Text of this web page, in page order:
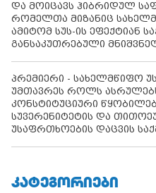
და მოიცავს ჰიბრიდულ
რომელთა მიზანიც
ამიტომ სუს-ის ეფექტიან
განსაკუთრებული
პრემიერი - სახელმწიფო
უმთავრეს როლს
კონსტიტუციური
სუვერენიტეტის და
უსაფრთხოების დაცვის
ᲙᲐᲢᲔᲒᲝᲠᲘᲔᲑᲘ